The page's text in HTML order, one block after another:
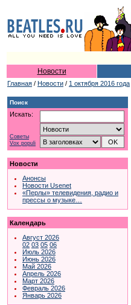
Новости
Главная / Новости / 1 октября 2016 года
Поиск
Искать:
Советы
Vox populi
Новости
Анонсы
Новости Usenet
«Перлы» телевидения, радио и
прессы о музыке…
Календарь
Август 2026
02 03 05 06
Июль 2026
Июнь 2026
Май 2026
Апрель 2026
Март 2026
Февраль 2026
Январь 2026